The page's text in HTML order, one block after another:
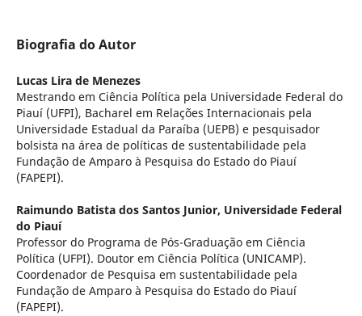
Biografia do Autor
Lucas Lira de Menezes
Mestrando em Ciência Política pela Universidade Federal do
Piauí (UFPI), Bacharel em Relações Internacionais pela
Universidade Estadual da Paraíba (UEPB) e pesquisador
bolsista na área de políticas de sustentabilidade pela
Fundação de Amparo à Pesquisa do Estado do Piauí
(FAPEPI).
Raimundo Batista dos Santos Junior, Universidade Federal
do Piauí
Professor do Programa de Pós-Graduação em Ciência
Política (UFPI). Doutor em Ciência Política (UNICAMP).
Coordenador de Pesquisa em sustentabilidade pela
Fundação de Amparo à Pesquisa do Estado do Piauí
(FAPEPI).